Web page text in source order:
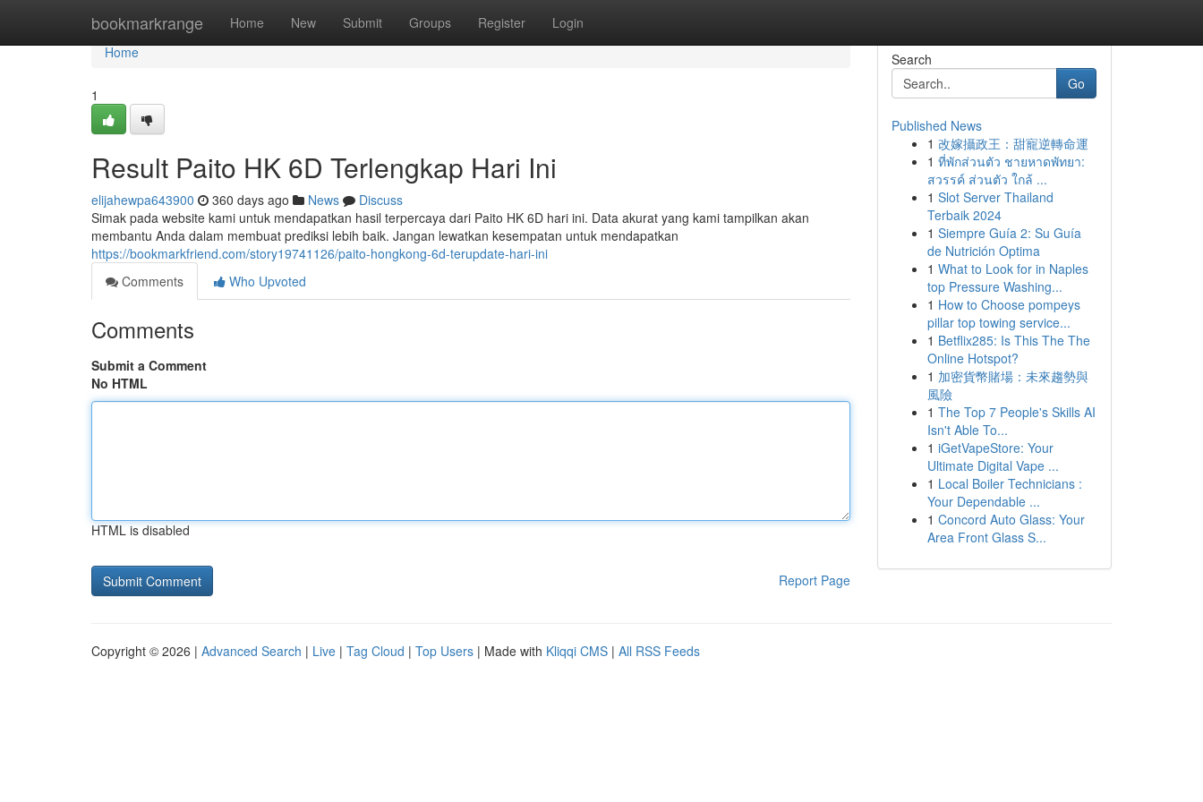
bookmarkrange Home New Submit Groups Register Login
Home
Home
1
Result Paito HK 6D Terlengkap Hari Ini
elijahewpa643900 360 days ago News
Discuss
Simak pada website kami untuk mendapatkan hasil terpercaya dari Paito HK 6D hari ini. Data akurat yang kami tampilkan akan
membantu Anda dalam membuat prediksi lebih baik. Jangan lewatkan kesempatan untuk mendapatkan
https://bookmarkfriend.com/story19741126/paito-hongkong-6d-terupdate-hari-ini
Comments
Who Upvoted
Comments
Submit a Comment
No HTML
HTML is disabled
Report Page
Search
Go
Published News
1 改嫁攝政王：甜寵逆轉命運
1 ที่พักส่วนตัว ชายหาดพัทยา:
สวรรค์ ส่วนตัว ใกล้ ...
1 Slot Server Thailand
Terbaik 2024
1 Siempre Guía 2: Su Guía
de Nutrición Optima
1 What to Look for in Naples
top Pressure Washing...
1 How to Choose pompeys
pillar top towing service...
1 Betflix285: Is This The The
Online Hotspot?
1 加密貨幣賭場：未來趨勢與
風險
1 The Top 7 People's Skills AI
Isn't Able To...
1 iGetVapeStore: Your
Ultimate Digital Vape ...
1 Local Boiler Technicians :
Your Dependable ...
1 Concord Auto Glass: Your
Area Front Glass S...
Copyright © 2026 | Advanced Search | Live | Tag Cloud | Top Users | Made with Kliqqi CMS | All RSS Feeds